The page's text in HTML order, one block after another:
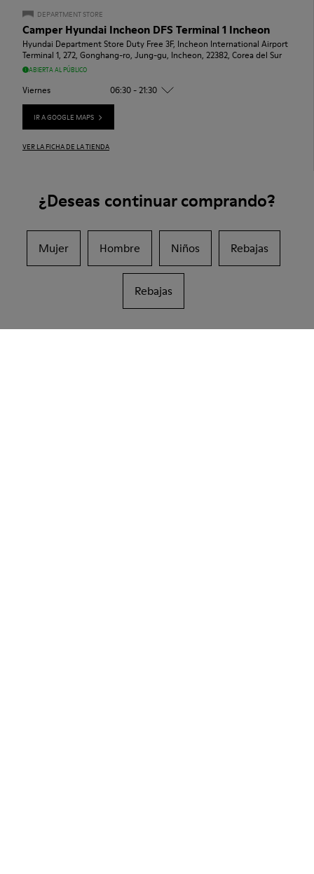
DEPARTMENT STORE
Camper Hyundai Incheon DFS Terminal 1 Incheon
Hyundai Department Store Duty Free 3F, Incheon International Airport
Terminal 1, 272, Gonghang-ro, Jung-gu, Incheon, 22382, Corea del Sur
ABIERTA AL PÚBLICO
Viernes 06:30 - 21:30
IR A GOOGLE MAPS
VER LA FICHA DE LA TIENDA
¿Deseas continuar comprando?
Mujer Hombre Niños Rebajas
Rebajas